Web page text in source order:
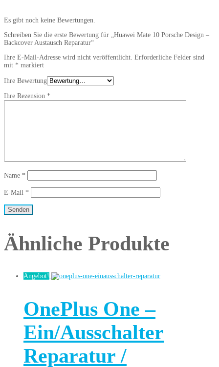
Es gibt noch keine Bewertungen.
Schreiben Sie die erste Bewertung für „Huawei Mate 10 Porsche Design –
Backcover Austausch Reparatur“
Ihre E-Mail-Adresse wird nicht veröffentlicht. Erforderliche Felder sind
mit * markiert
Ihre Bewertung
Ihre Rezension *
Name *
E-Mail *
Ähnliche Produkte
Angebot!
OnePlus One –
Ein/Ausschalter
Reparatur /